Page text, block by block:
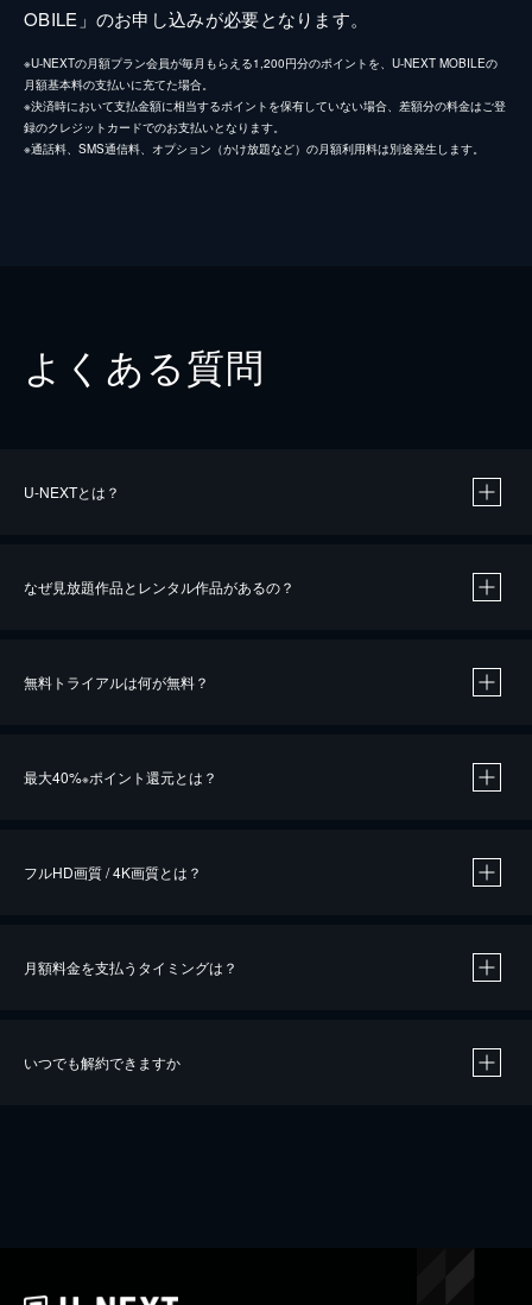
OBILE」のお申し込みが必要となります。
※U-NEXTの月額プラン会員が毎月もらえる1,200円分のポイントを、U-NEXT MOBILEの
月額基本料の支払いに充てた場合。
※決済時において支払金額に相当するポイントを保有していない場合、差額分の料金はご登
録のクレジットカードでのお支払いとなります。
※通話料、SMS通信料、オプション（かけ放題など）の月額利用料は別途発生します。
よくある質問
U-NEXTとは？
なぜ見放題作品とレンタル作品があるの？
無料トライアルは何が無料？
最大40%※ポイント還元とは？
※40％ポイント還元の対象は、クレジットカード決済による作品の購入 / レンタルです。
iOSアプリのUコイン決済による作品の購入 / レンタルは、20％のポイント還元です。
フルHD画質 / 4K画質とは？
月額料金を支払うタイミングは？
いつでも解約できますか